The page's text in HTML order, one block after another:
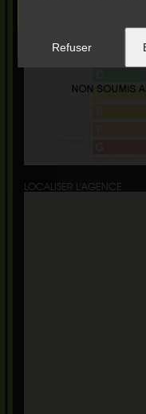
Refuser
LOCALISER L'AGENCE